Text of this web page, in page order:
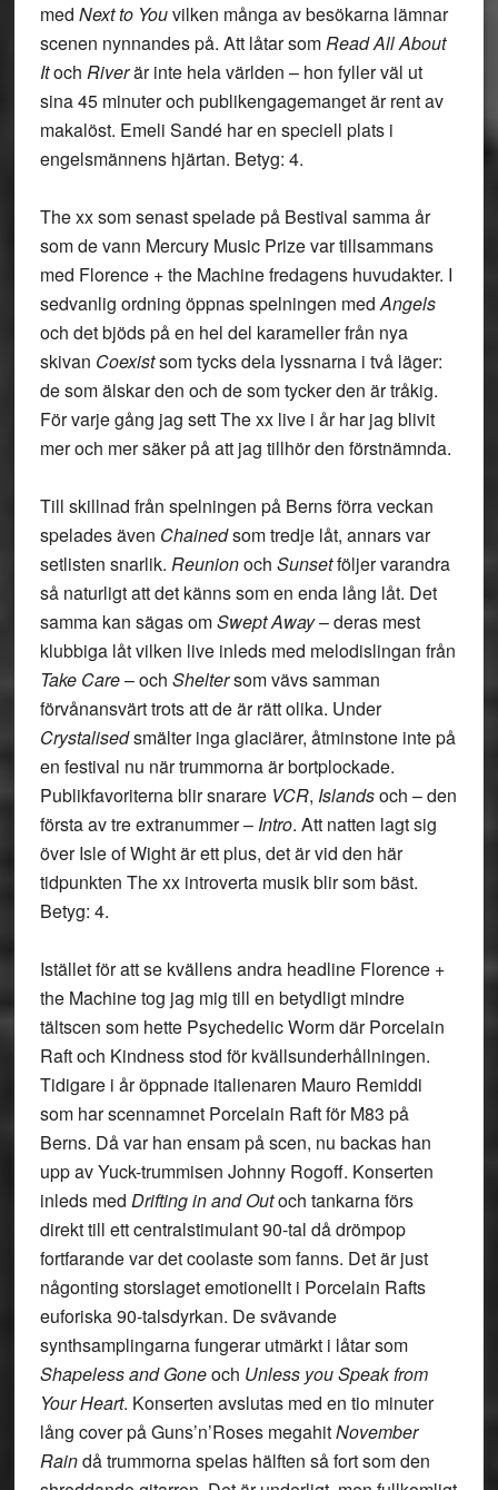
med Next to Youvilken många av besökarna lämnar
scenen nynnandes på. Att låtar somRead All About
Itoch Riverär inte hela världen – hon fyller väl ut
sina 45 minuter och publikengagemanget är rent av
makalöst. Emeli Sandé har en speciell plats i
engelsmännens hjärtan. Betyg: 4.
The xxsom senast spelade på Bestival samma år
som de vann Mercury Music Prize var tillsammans
med Florence + the Machine fredagens huvudakter. I
sedvanlig ordning öppnas spelningen medAngels
och det bjöds på en hel del karameller från nya
skivan Coexistsom tycks dela lyssnarna i två läger:
de som älskar den och de som tycker den är tråkig.
För varje gång jag sett The xx live i år har jag blivit
mer och mer säker på att jag tillhör den förstnämnda.
Till skillnad från spelningen på Berns förra veckan
spelades även Chainedsom tredje låt, annars var
setlisten snarlik. Reunionoch Sunsetföljer varandra
så naturligt att det känns som en enda lång låt. Det
samma kan sägas omSwept Away– deras mest
klubbiga låt vilken live inleds med melodislingan från
Take Care– och Sheltersom vävs samman
förvånansvärt trots att de är rätt olika. Under
Crystalisedsmälter inga glaciärer, åtminstone inte på
en festival nu när trummorna är bortplockade.
Publikfavoriterna blir snarare VCR, Islandsoch – den
första av tre extranummer – Intro. Att natten lagt sig
över Isle of Wight är ett plus, det är vid den här
tidpunkten The xx introverta musik blir som bäst.
Betyg: 4.
Istället för att se kvällens andra headline Florence +
the Machine tog jag mig till en betydligt mindre
tältscen som hette Psychedelic Worm där Porcelain
Raft och Kindness stod för kvällsunderhållningen.
Tidigare i år öppnade italienaren Mauro Remiddi
som har scennamnet Porcelain Raftför M83 på
Berns. Då var han ensam på scen, nu backas han
upp av Yuck-trummisen Johnny Rogoff. Konserten
inleds med Drifting in and Outoch tankarna förs
direkt till ett centralstimulant 90-tal då drömpop
fortfarande var det coolaste som fanns. Det är just
någonting storslaget emotionellt i Porcelain Rafts
euforiska 90-talsdyrkan. De svävande
synthsamplingarna fungerar utmärkt i låtar som
Shapeless and Goneoch Unless you Speak from
Your Heart. Konserten avslutas med en tio minuter
lång cover på Guns’n’Roses megahitNovember
Raindå trummorna spelas hälften så fort som den